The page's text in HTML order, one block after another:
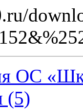
ОС
(5)